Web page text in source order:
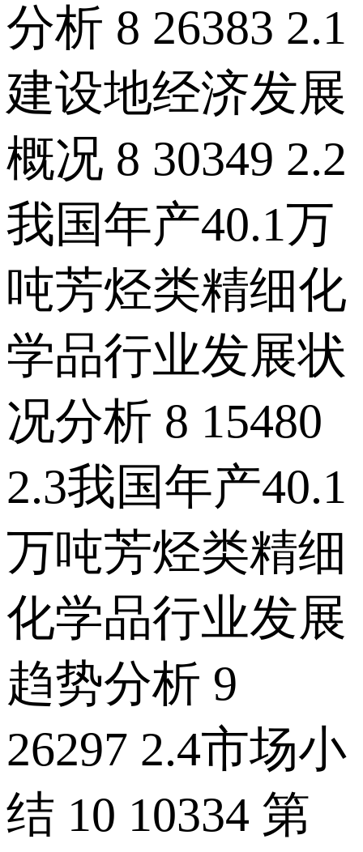
分析 8 26383 2.1
建设地经济发展
概况 8 30349 2.2
我国年产40.1万
吨芳烃类精细化
学品行业发展状
况分析 8 15480
2.3我国年产40.1
万吨芳烃类精细
化学品行业发展
趋势分析 9
26297 2.4市场小
结 10 10334 第